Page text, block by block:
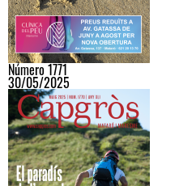
Número 1771
30/05/2025